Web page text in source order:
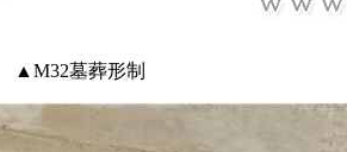
▲M32墓葬形制